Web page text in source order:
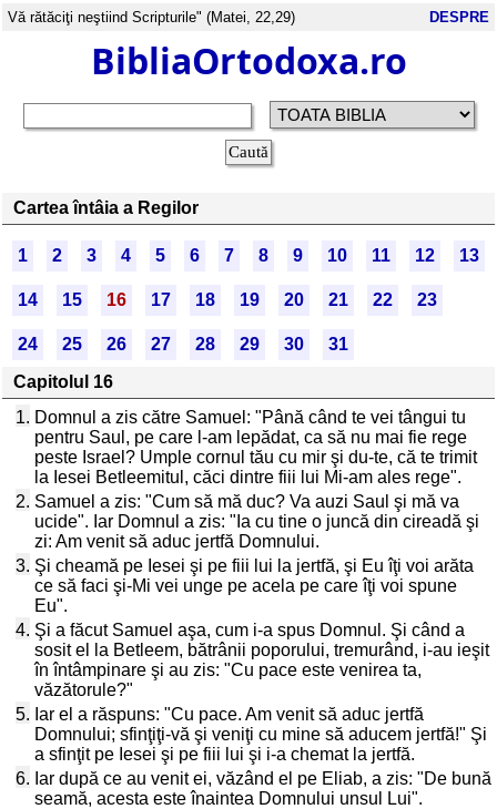
Vă rătăciţi neştiind Scripturile" (Matei, 22,29) DESPRE
BibliaOrtodoxa.ro
Cartea întâia a Regilor
1 2 3 4 5 6 7 8 9 10 11 12 13
14 15 16 17 18 19 20 21 22 23
24 25 26 27 28 29 30
31
Capitolul 16
1. Domnul a zis către Samuel: "Până când te vei tângui tu
pentru Saul, pe care l-am lepădat, ca să nu mai fie rege
peste Israel? Umple cornul tău cu mir şi du-te, că te trimit
la Iesei Betleemitul, căci dintre fiii lui Mi-am ales rege".
2. Samuel a zis: "Cum să mă duc? Va auzi Saul şi mă va
ucide". Iar Domnul a zis: "Ia cu tine o juncă din cireadă şi
zi: Am venit să aduc jertfă Domnului.
3. Şi cheamă pe Iesei şi pe fiii lui la jertfă, şi Eu îţi voi arăta
ce să faci şi-Mi vei unge pe acela pe care îţi voi spune
Eu".
4. Şi a făcut Samuel aşa, cum i-a spus Domnul. Şi când a
sosit el la Betleem, bătrânii poporului, tremurând, i-au ieşit
în întâmpinare şi au zis: "Cu pace este venirea ta,
văzătorule?"
5. Iar el a răspuns: "Cu pace. Am venit să aduc jertfă
Domnului; sfinţiţi-vă şi veniţi cu mine să aducem jertfă!" Şi
a sfinţit pe Iesei şi pe fiii lui şi i-a chemat la jertfă.
6. Iar după ce au venit ei, văzând el pe Eliab, a zis: "De bună
seamă, acesta este înaintea Domnului unsul Lui".